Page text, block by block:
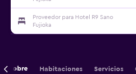
Proveedor para Hotel R9 Sano
Fujioka
Sobre Habitaciones Servicios